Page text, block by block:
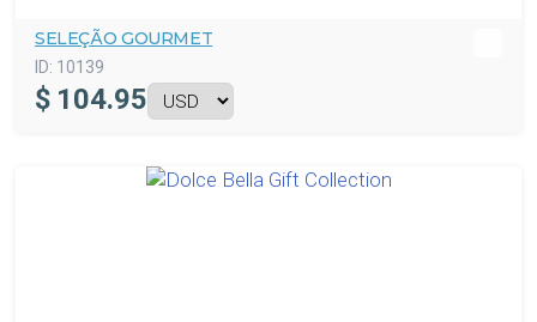
SELEÇÃO GOURMET
ID: 10139
$ 104.95